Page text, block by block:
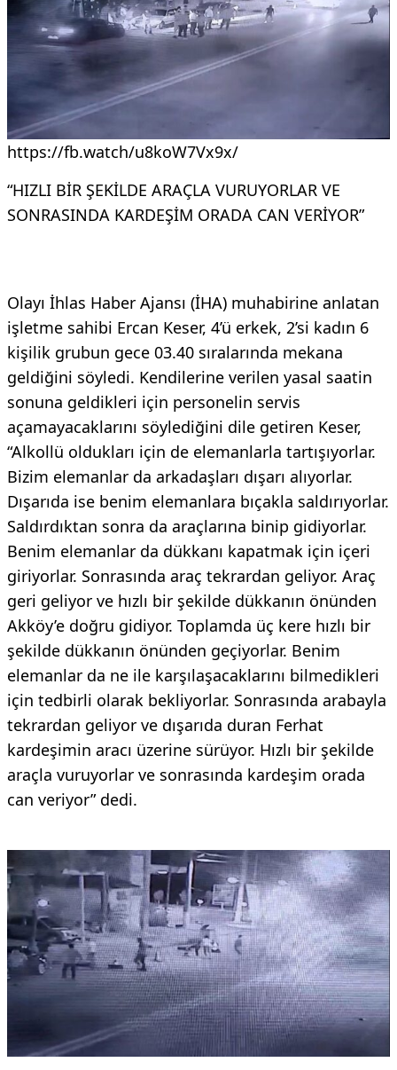
https://fb.watch/u8koW7Vx9x/
“HIZLI BİR ŞEKİLDE ARAÇLA VURUYORLAR VE
SONRASINDA KARDEŞİM ORADA CAN VERİYOR”
Olayı İhlas Haber Ajansı (İHA) muhabirine anlatan
işletme sahibi Ercan Keser, 4’ü erkek, 2’si kadın 6
kişilik grubun gece 03.40 sıralarında mekana
geldiğini söyledi. Kendilerine verilen yasal saatin
sonuna geldikleri için personelin servis
açamayacaklarını söylediğini dile getiren Keser,
“Alkollü oldukları için de elemanlarla tartışıyorlar.
Bizim elemanlar da arkadaşları dışarı alıyorlar.
Dışarıda ise benim elemanlara bıçakla saldırıyorlar.
Saldırdıktan sonra da araçlarına binip gidiyorlar.
Benim elemanlar da dükkanı kapatmak için içeri
giriyorlar. Sonrasında araç tekrardan geliyor. Araç
geri geliyor ve hızlı bir şekilde dükkanın önünden
Akköy’e doğru gidiyor. Toplamda üç kere hızlı bir
şekilde dükkanın önünden geçiyorlar. Benim
elemanlar da ne ile karşılaşacaklarını bilmedikleri
için tedbirli olarak bekliyorlar. Sonrasında arabayla
tekrardan geliyor ve dışarıda duran Ferhat
kardeşimin aracı üzerine sürüyor. Hızlı bir şekilde
araçla vuruyorlar ve sonrasında kardeşim orada
can veriyor” dedi.